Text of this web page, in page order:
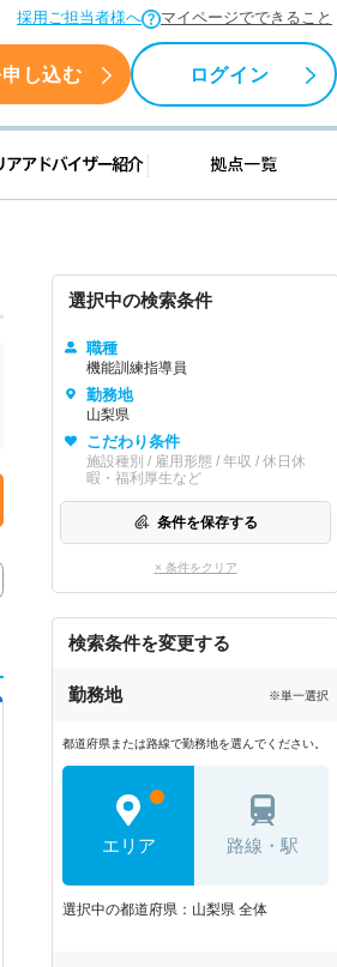
採用ご担当者様へ マイページでできること
し込む ログイン
援情報 キャリアアドバイザー紹介
選択中の検索条件
職種
機能訓練指導員
勤務地
山梨県
こだわり条件
施設種別 / 雇用形態 / 年収 / 休日休
暇・福利厚生など
条件を保存する
× 条件をクリア
検索条件を変更する
勤務地 ※単一選択
都道府県または路線で勤務地を選んでください。
エリア 路線・駅
選択中の都道府県：山梨県 全体